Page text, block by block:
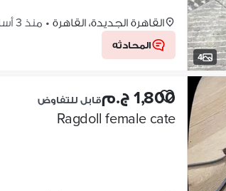
4
القاهرة الجديدة، القاهرة • منذ 3 أسابيع
المحادثه
1,800 ج.م قابل للتفاوض
Ragdoll female cate